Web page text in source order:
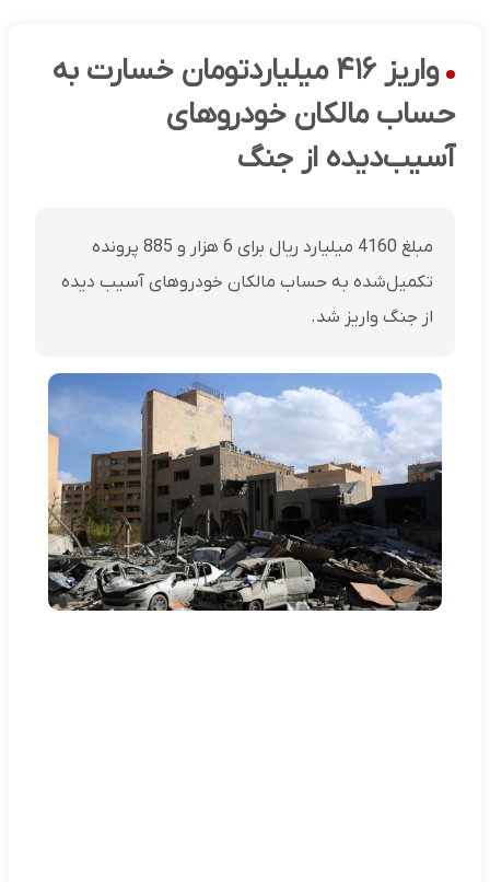
واریز ۴۱۶ میلیاردتومان خسارت به
حساب مالکان خودروهای
آسیب‌دیده از جنگ
مبلغ 4160 میلیارد ریال برای 6 هزار و 885 پرونده
تکمیل‌شده به حساب مالکان خودروهای آسیب دیده
از جنگ واریز شد.